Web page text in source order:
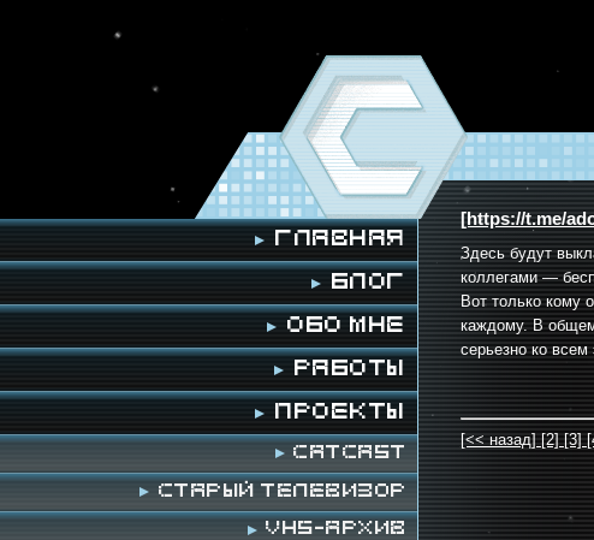
Главная
Блог
Обо мне
Работы
Проекты
Catcast
Старый телевизор
VHS-архив
[https://t.me/
Здесь будут
коллегами —
Вот только кому
каждому. В
серьезно ко
[<< назад] [2] [3]